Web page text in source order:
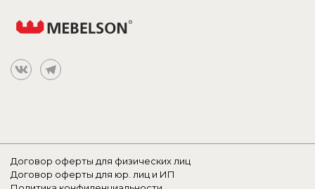
Договор оферты для физических лиц
Договор оферты для юр. лиц и ИП